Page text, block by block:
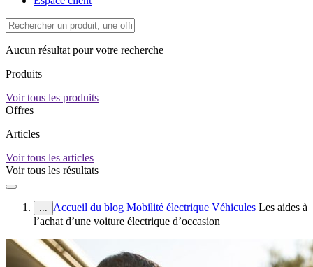
Aucun résultat pour votre recherche
Produits
Voir tous les produits
Offres
Articles
Voir tous les articles
Voir tous les résultats
... Accueil du blog Mobilité électrique Véhicules Les aides à
l’achat d’une voiture électrique d’occasion